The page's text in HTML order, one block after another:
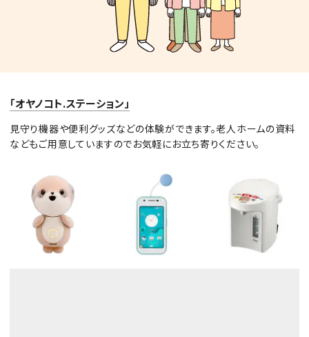
「オヤノコト.ステーション」
見守り機器や便利グッズなどの体験ができます。老人ホームの資料
などもご用意していますのでお気軽にお立ち寄りください。